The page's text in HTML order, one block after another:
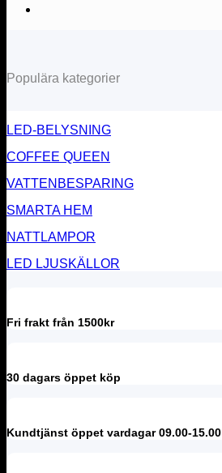
Populära kategorier
LED-BELYSNING
COFFEE QUEEN
VATTENBESPARING
SMARTA HEM
NATTLAMPOR
LED LJUSKÄLLOR
Fri frakt från 1500kr
30 dagars öppet köp
Kundtjänst öppet vardagar 09.00-15.00